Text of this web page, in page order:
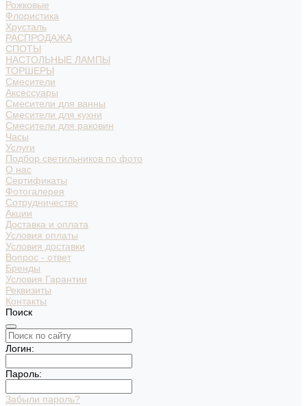
Рожковые
Флористика
Хрусталь
РАСПРОДАЖА
СПОТЫ
НАСТОЛЬНЫЕ ЛАМПЫ
ТОРШЕРЫ
Смесители
Аксессуары
Смесители для ванны
Смесители для кухни
Смесители для раковин
Часы
Услуги
Подбор светильников по фото
О нас
Сертификаты
Фотогалерея
Сотрудничество
Акции
Доставка и оплата
Условия оплаты
Условия доставки
Вопрос - ответ
Бренды
Условия Гарантии
Реквизиты
Контакты
Поиск
Логин:
Пароль:
Забыли пароль?